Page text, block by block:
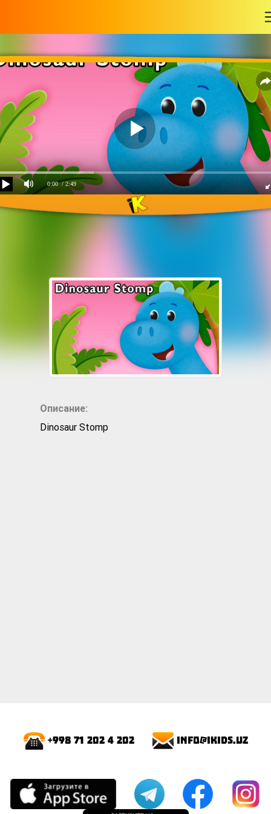
0:00 / 2:49
Dinosaur Stomp
Описание:
Dinosaur Stomp
+998 71 202 4 202 info@ikids.uz